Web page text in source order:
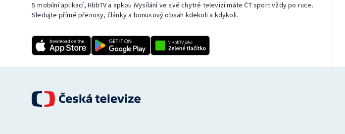
S mobilní aplikací, HbbTV a apkou iVysílání ve své chytré televizi máte ČT sport vždy po ruce.
Sledujte přímé přenosy, články a bonusový obsah kdekoli a kdykoli.